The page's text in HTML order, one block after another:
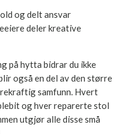
når resultater blir
og delt ansvar
deler kreative
på hytta bidrar du ikke
også en del av den
bærekraftig samfunn.